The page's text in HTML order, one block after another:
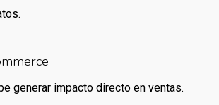
generar impacto directo en ventas.